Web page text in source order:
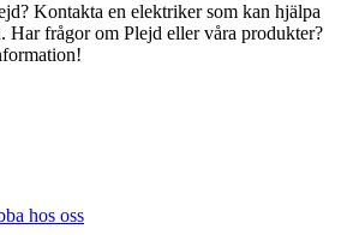
Kontakta en elektriker som kan hjälpa
Har frågor om Plejd eller våra produkter?
hos oss